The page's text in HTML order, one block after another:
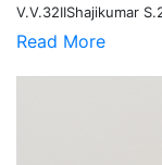
V.V.32IIShajikumar
Read More